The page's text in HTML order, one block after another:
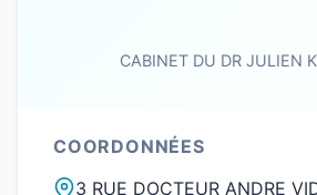
CABINET DU DR JULIEN
COORDONNÉES
3 RUE DOCTEUR ANDRE